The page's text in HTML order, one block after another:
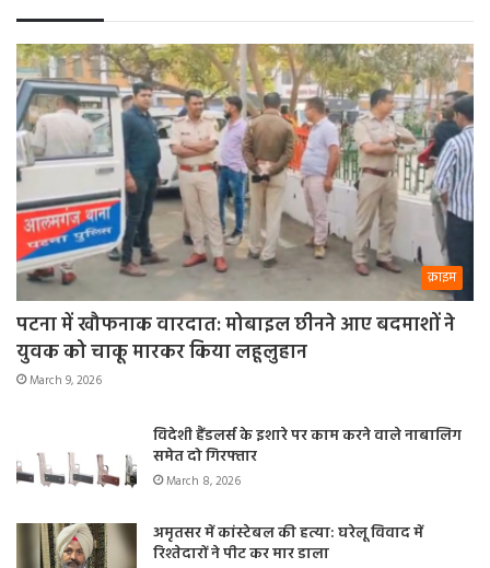
क्राइम
पटना में खौफनाक वारदात: मोबाइल छीनने आए बदमाशों ने
युवक को चाकू मारकर किया लहूलुहान
March 9, 2026
विदेशी हैंडलर्स के इशारे पर काम करने वाले नाबालिग
समेत दो गिरफ्तार
March 8, 2026
अमृतसर में कांस्टेबल की हत्या: घरेलू विवाद में
रिश्तेदारों ने पीट कर मार डाला